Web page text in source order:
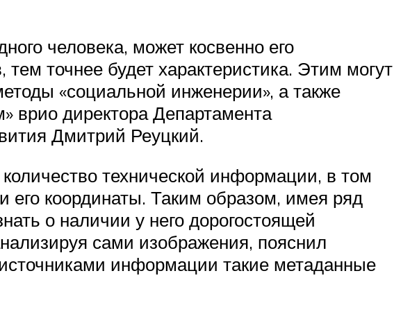
человека, может косвенно его
точнее будет характеристика. Этим могут
«социальной инженерии», а также
врио директора Департамента
Дмитрий Реуцкий.
технической информации, в том
его координаты. Таким образом, имея ряд
о наличии у него дорогостоящей
сами изображения, пояснил
информации такие метаданные